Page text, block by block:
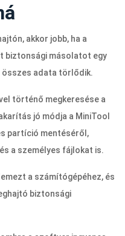
akkor jobb, ha a
biztonsági másolatot egy
összes adata törlődik.
történő megkeresése a
jó módja a MiniTool
partíció mentéséről,
a személyes fájlokat is.
a számítógépéhez, és
biztonsági